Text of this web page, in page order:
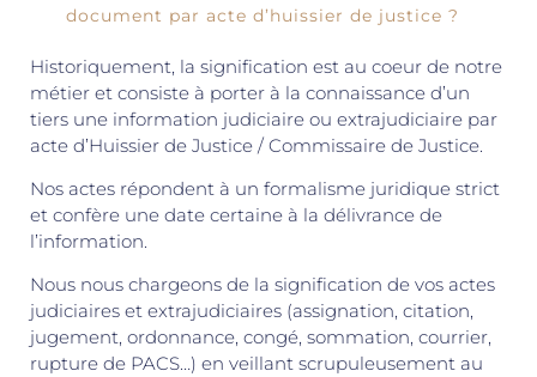
document par acte d’huissier de justice ?
Historiquement, la signification est au coeur de notre
métier et consiste à porter à la connaissance d’un
tiers une information judiciaire ou extrajudiciaire par
acte d’Huissier de Justice / Commissaire de Justice.
Nos actes répondent à un formalisme juridique strict
et confère une date certaine à la délivrance de
l’information.
Nous nous chargeons de la signification de vos actes
judiciaires et extrajudiciaires (assignation, citation,
jugement, ordonnance, congé, sommation, courrier,
rupture de PACS…) en veillant scrupuleusement au